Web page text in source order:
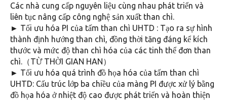
Các nhà cung cấp nguyên liệu cùng nhau phát triển và
liên tục nâng cấp công nghệ sản xuất than chì.
► Tối ưu hóa PI của tấm than chì UHTD : Tạo ra sự hình
thành định hướng than chì, đồng thời tăng đáng kể kích
thước và mức độ than chì hóa của các tinh thể đơn than
chì.（TỪ THỜI GIAN HAN）
► Tối ưu hóa quá trình đồ họa hóa của tấm than chì
UHTD: Cấu trúc lớp ba chiều của màng PI được xử lý bằng
đồ họa hóa ở nhiệt độ cao được phát triển và hoàn thiện